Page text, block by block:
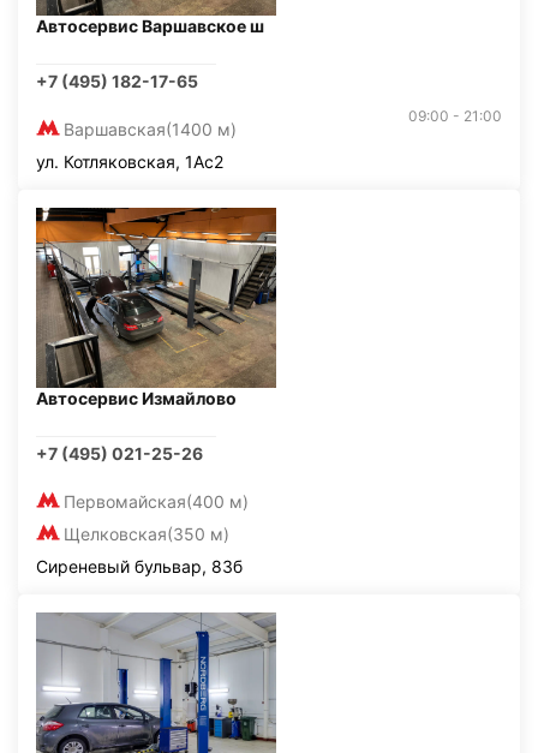
Автосервис Варшавское ш
+7 (495) 182-17-65
Варшавская(1400 м)
09:00 - 21:00
ул. Котляковская, 1Ас2
Автосервис Измайлово
+7 (495) 021-25-26
Первомайская(400 м)
Щелковская(350 м)
Сиреневый бульвар, 83б